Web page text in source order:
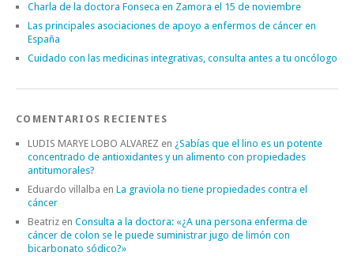
Charla de la doctora Fonseca en Zamora el 15 de noviembre
Las principales asociaciones de apoyo a enfermos de cáncer en
España
Cuidado con las medicinas integrativas, consulta antes a tu oncólogo
COMENTARIOS RECIENTES
LUDIS MARYE LOBO ALVAREZ en ¿Sabías que el lino es un potente
concentrado de antioxidantes y un alimento con propiedades
antitumorales?
Eduardo villalba en La graviola no tiene propiedades contra el
cáncer
Beatriz en Consulta a la doctora: «¿A una persona enferma de
cáncer de colon se le puede suministrar jugo de limón con
bicarbonato sódico?»